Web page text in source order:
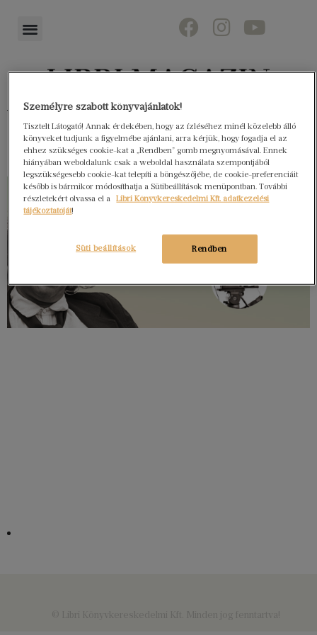
Könyvektől az olvasókig
Személyre szabott könyvajánlatok!
Tisztelt Látogató! Annak érdekében, hogy az ízléséhez minél közelebb álló
könyveket tudjunk a figyelmébe ajánlani, arra kérjük, hogy fogadja el az
ehhez szükséges cookie-kat a „Rendben” gomb megnyomásával. Ennek
hiányában weboldalunk csak a weboldal használata szempontjából
legszükségesebb cookie-kat telepíti a böngészőjébe, de cookie-preferenciáit
később is bármikor módosíthatja a Sütibeállítások menüpontban. További
részletekért olvassa el a
Libri Könyvkereskedelmi Kft. adatkezelési
tájékoztatóját!
Rendben
Süti beállítások